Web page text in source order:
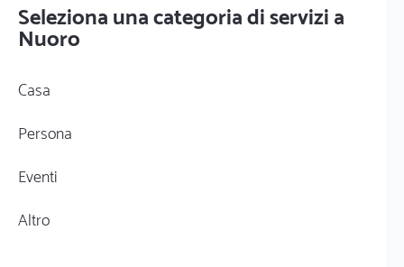
Seleziona una categoria di servizi a
Nuoro
Casa
Persona
Eventi
Altro